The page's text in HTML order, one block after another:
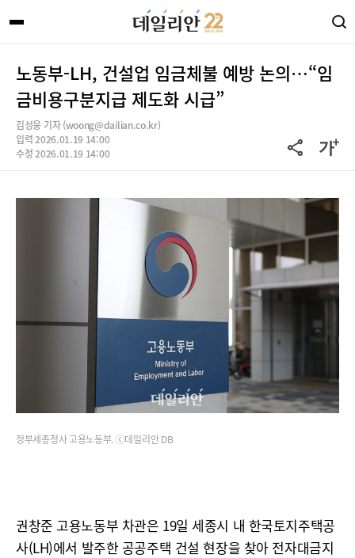
노동부-LH, 건설업 임금체불 예방 논의…“임
금비용구분지급 제도화 시급”
김성웅 기자 (woong@dailian.co.kr)
입력 2026.01.19 14:00
수정 2026.01.19 14:00
정부세종청사 고용노동부. ⓒ데일리안 DB
권창준 고용노동부 차관은 19일 세종시 내 한국토지주택공
사(LH)에서 발주한 공공주택 건설 현장을 찾아 전자대금지